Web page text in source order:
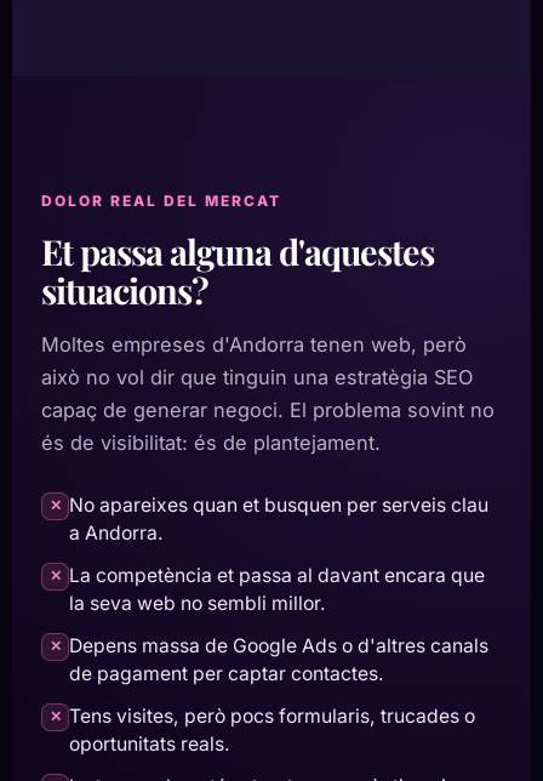
DOLOR REAL DEL MERCAT
Et passa alguna d'aquestes
situacions?
Moltes empreses d'Andorra tenen web, però
això no vol dir que tinguin una estratègia SEO
capaç de generar negoci. El problema sovint no
és de visibilitat: és de plantejament.
✕ No apareixes quan et busquen per serveis clau
a Andorra.
✕ La competència et passa al davant encara que
la seva web no sembli millor.
✕ Depens massa de Google Ads o d'altres canals
de pagament per captar contactes.
✕ Tens visites, però pocs formularis, trucades o
oportunitats reals.